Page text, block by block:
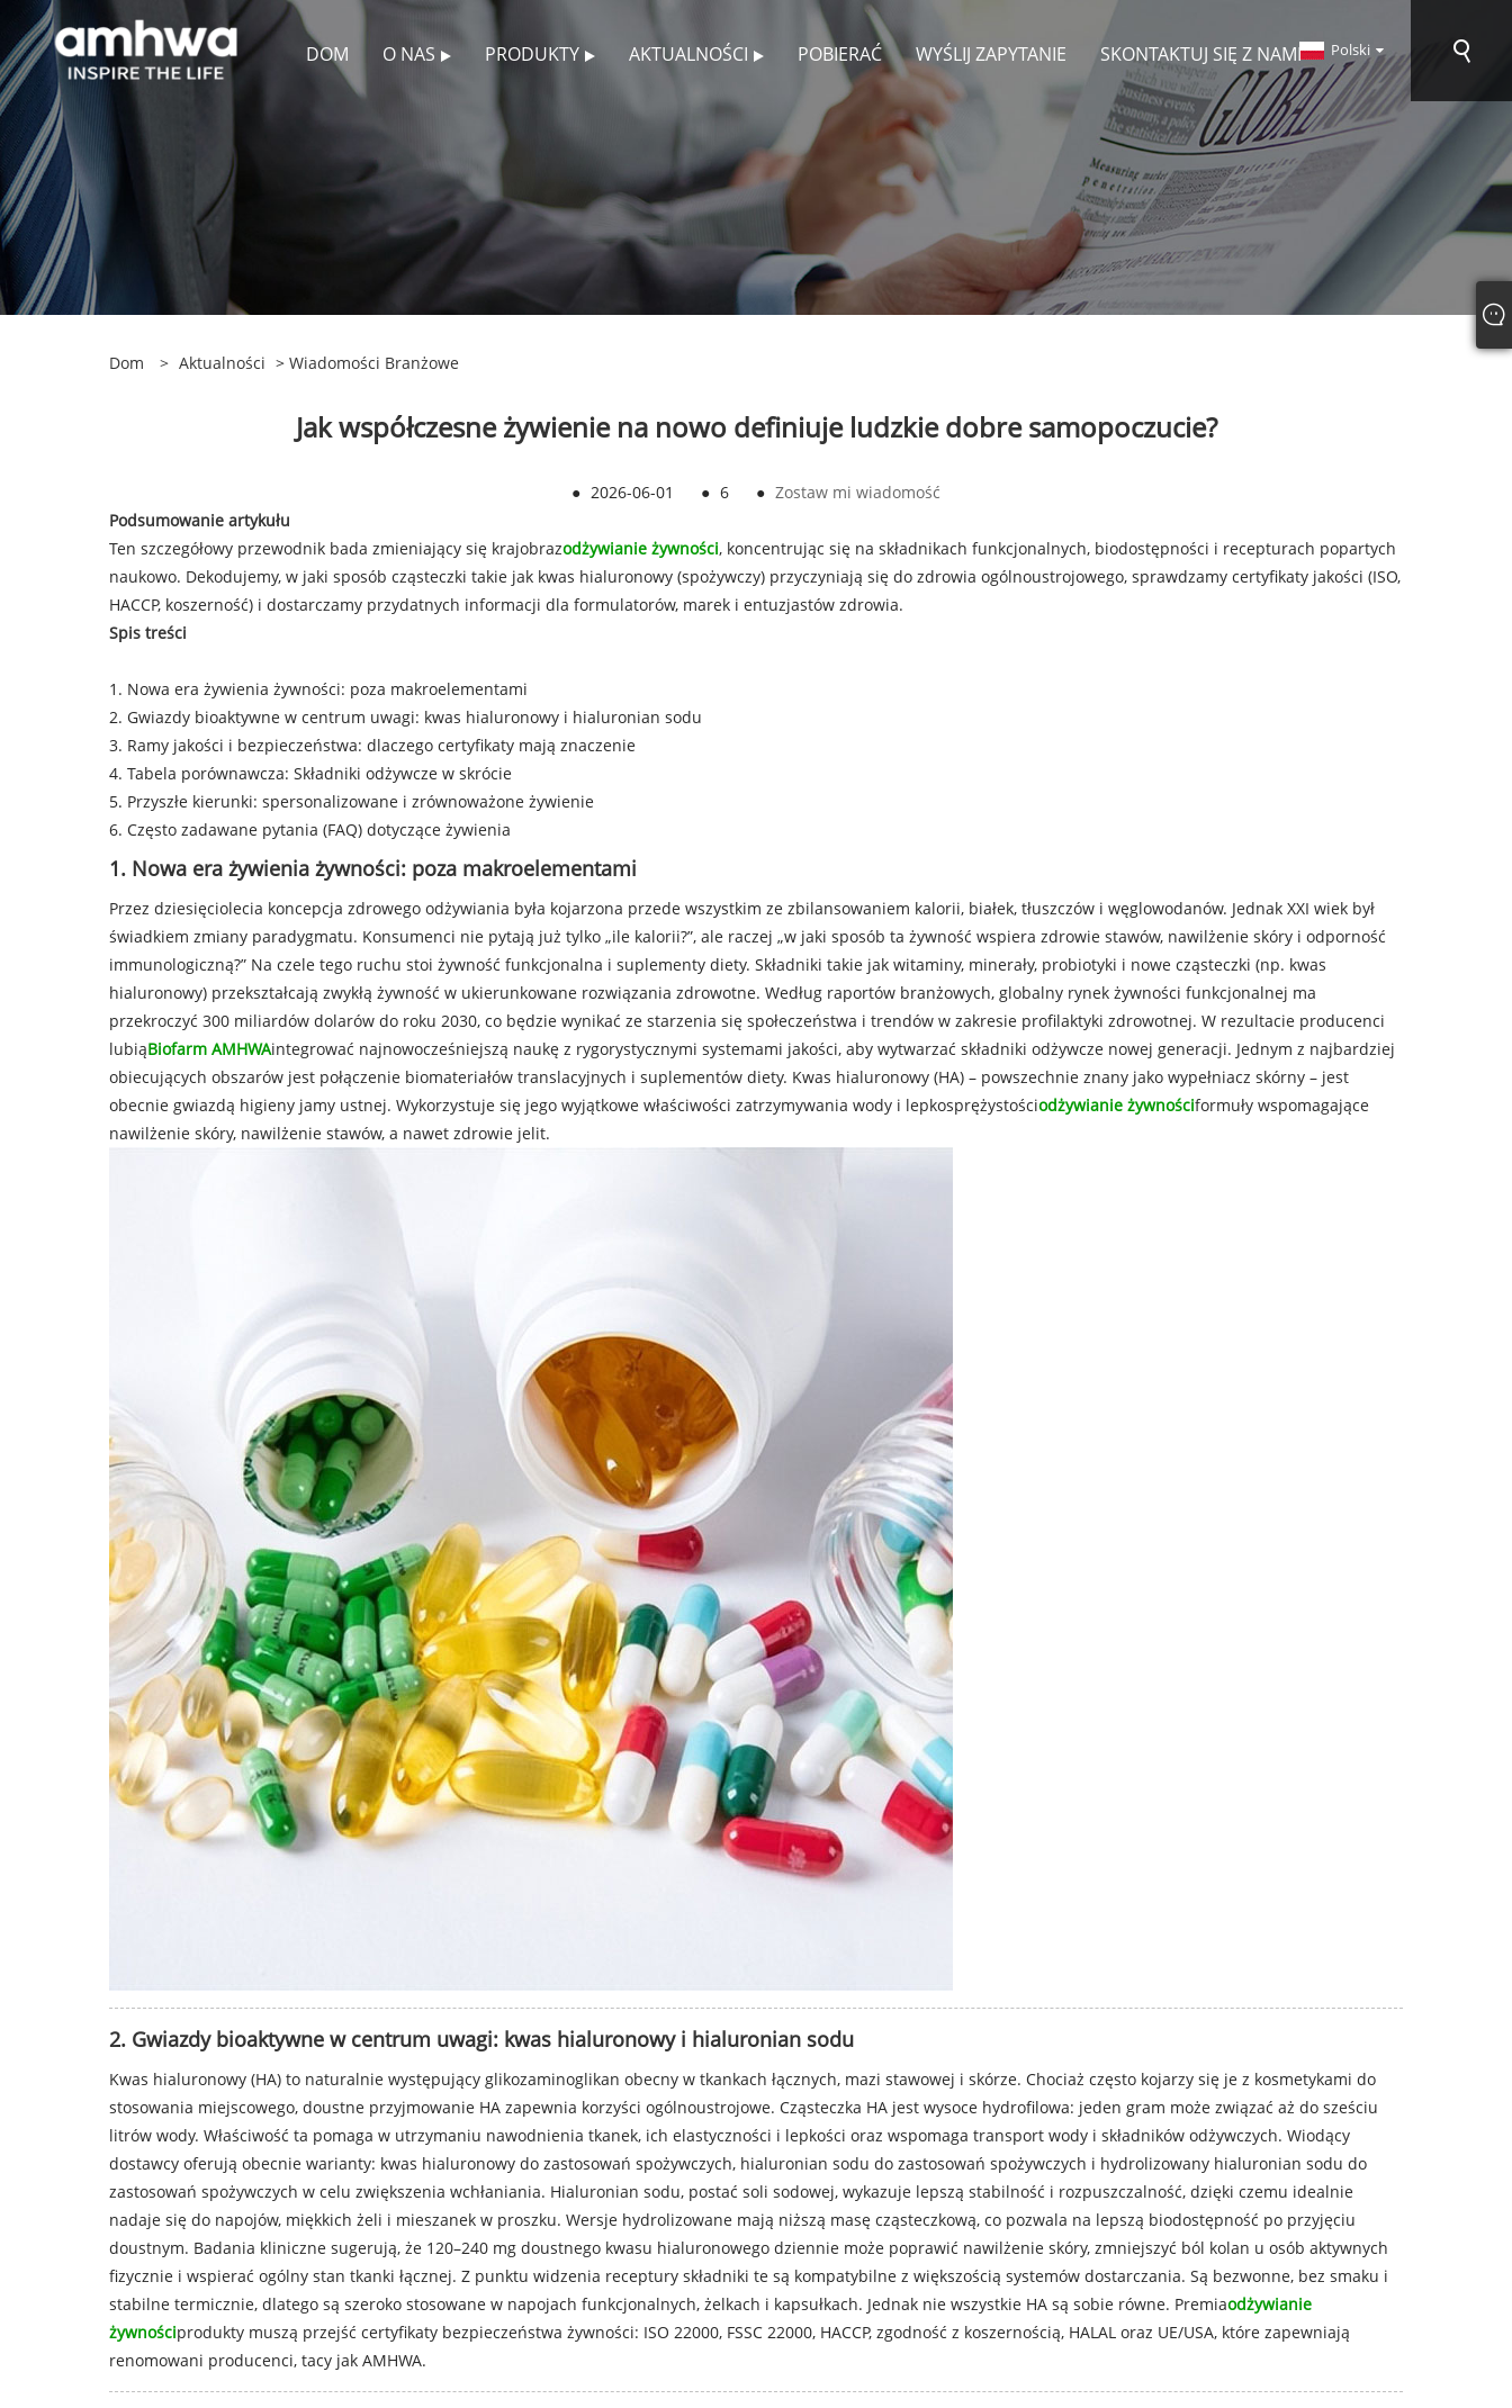
DOM O NAS PRODUKTY AKTUALNOŚCI POBIERAĆ WYŚLIJ ZAPYTANIE SKONTAKTUJ SIĘ Z NAMI Polski
Dom > Aktualności > Wiadomości Branżowe
Jak współczesne żywienie na nowo definiuje ludzkie dobre samopoczucie?
● 2026-06-01 ● 6 ● Zostaw mi wiadomość
Podsumowanie artykułu
Ten szczegółowy przewodnik bada zmieniający się krajobrazodżywianie żywności, koncentrując się na składnikach funkcjonalnych, biodostępności i recepturach popartych
naukowo. Dekodujemy, w jaki sposób cząsteczki takie jak kwas hialuronowy (spożywczy) przyczyniają się do zdrowia ogólnoustrojowego, sprawdzamy certyfikaty jakości (ISO,
HACCP, koszerność) i dostarczamy przydatnych informacji dla formulatorów, marek i entuzjastów zdrowia.
Spis treści
1. Nowa era żywienia żywności: poza makroelementami
2. Gwiazdy bioaktywne w centrum uwagi: kwas hialuronowy i hialuronian sodu
3. Ramy jakości i bezpieczeństwa: dlaczego certyfikaty mają znaczenie
4. Tabela porównawcza: Składniki odżywcze w skrócie
5. Przyszłe kierunki: spersonalizowane i zrównoważone żywienie
6. Często zadawane pytania (FAQ) dotyczące żywienia
1. Nowa era żywienia żywności: poza makroelementami
Przez dziesięciolecia koncepcja zdrowego odżywiania była kojarzona przede wszystkim ze zbilansowaniem kalorii, białek, tłuszczów i węglowodanów. Jednak XXI wiek był
świadkiem zmiany paradygmatu. Konsumenci nie pytają już tylko „ile kalorii?”, ale raczej „w jaki sposób ta żywność wspiera zdrowie stawów, nawilżenie skóry i odporność
immunologiczną?” Na czele tego ruchu stoi żywność funkcjonalna i suplementy diety. Składniki takie jak witaminy, minerały, probiotyki i nowe cząsteczki (np. kwas
hialuronowy) przekształcają zwykłą żywność w ukierunkowane rozwiązania zdrowotne. Według raportów branżowych, globalny rynek żywności funkcjonalnej ma
przekroczyć 300 miliardów dolarów do roku 2030, co będzie wynikać ze starzenia się społeczeństwa i trendów w zakresie profilaktyki zdrowotnej. W rezultacie producenci
lubiąBiofarm AMHWAintegrować najnowocześniejszą naukę z rygorystycznymi systemami jakości, aby wytwarzać składniki odżywcze nowej generacji. Jednym z najbardziej
obiecujących obszarów jest połączenie biomateriałów translacyjnych i suplementów diety. Kwas hialuronowy (HA) – powszechnie znany jako wypełniacz skórny – jest
obecnie gwiazdą higieny jamy ustnej. Wykorzystuje się jego wyjątkowe właściwości zatrzymywania wody i lepkosprężystościodżywianie żywnościformuły wspomagające
nawilżenie skóry, nawilżenie stawów, a nawet zdrowie jelit.
2. Gwiazdy bioaktywne w centrum uwagi: kwas hialuronowy i hialuronian sodu
Kwas hialuronowy (HA) to naturalnie występujący glikozaminoglikan obecny w tkankach łącznych, mazi stawowej i skórze. Chociaż często kojarzy się je z kosmetykami do
stosowania miejscowego, doustne przyjmowanie HA zapewnia korzyści ogólnoustrojowe. Cząsteczka HA jest wysoce hydrofilowa: jeden gram może związać aż do sześciu
litrów wody. Właściwość ta pomaga w utrzymaniu nawodnienia tkanek, ich elastyczności i lepkości oraz wspomaga transport wody i składników odżywczych. Wiodący
dostawcy oferują obecnie warianty: kwas hialuronowy do zastosowań spożywczych, hialuronian sodu do zastosowań spożywczych i hydrolizowany hialuronian sodu do
zastosowań spożywczych w celu zwiększenia wchłaniania. Hialuronian sodu, postać soli sodowej, wykazuje lepszą stabilność i rozpuszczalność, dzięki czemu idealnie
nadaje się do napojów, miękkich żeli i mieszanek w proszku. Wersje hydrolizowane mają niższą masę cząsteczkową, co pozwala na lepszą biodostępność po przyjęciu
doustnym. Badania kliniczne sugerują, że 120–240 mg doustnego kwasu hialuronowego dziennie może poprawić nawilżenie skóry, zmniejszyć ból kolan u osób aktywnych
fizycznie i wspierać ogólny stan tkanki łącznej. Z punktu widzenia receptury składniki te są kompatybilne z większością systemów dostarczania. Są bezwonne, bez smaku i
stabilne termicznie, dlatego są szeroko stosowane w napojach funkcjonalnych, żelkach i kapsułkach. Jednak nie wszystkie HA są sobie równe. Premiaodżywianie
żywnościprodukty muszą przejść certyfikaty bezpieczeństwa żywności: ISO 22000, FSSC 22000, HACCP, zgodność z koszernością, HALAL oraz UE/USA, które zapewniają
renomowani producenci, tacy jak AMHWA.